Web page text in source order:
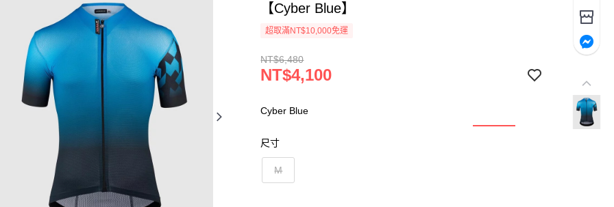
【Cyber Blue】
超取滿NT$10,000免運
NT$6,480
NT$4,100
Cyber Blue
尺寸
M